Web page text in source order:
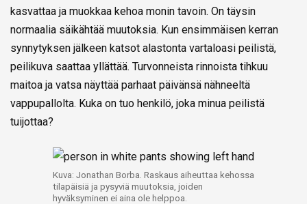
kasvattaa ja muokkaa kehoa monin tavoin. On täysin
normaalia säikähtää muutoksia. Kun ensimmäisen kerran
synnytyksen jälkeen katsot alastonta vartaloasi peilistä,
peilikuva saattaa yllättää. Turvonneista rinnoista tihkuu
maitoa ja vatsa näyttää parhaat päivänsä nähneeltä
vappupallolta. Kuka on tuo henkilö, joka minua peilistä
tuijottaa?
Kuva: Jonathan Borba. Raskaus aiheuttaa kehossa
tilapäisiä ja pysyviä muutoksia, joiden
hyväksyminen ei aina ole helppoa.